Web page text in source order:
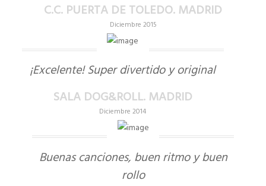
C.C. PUERTA DE TOLEDO. MADRID
Diciembre 2015
¡Excelente! Super divertido y original
SALA DOG&ROLL. MADRID
Diciembre 2014
Buenas canciones, buen ritmo y buen
rollo